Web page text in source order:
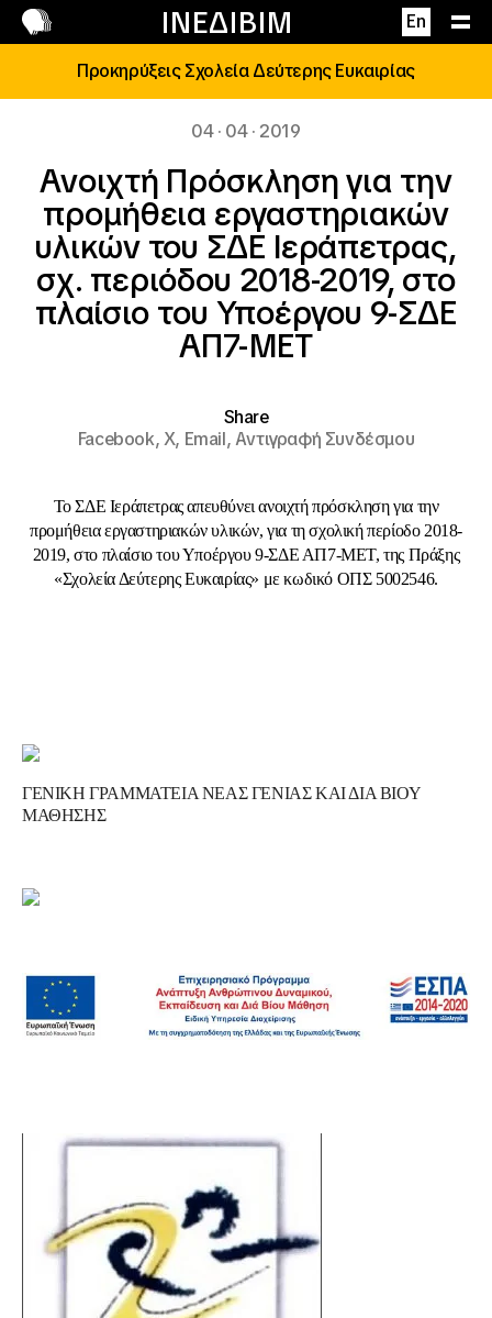
ΙΝΕΔΙΒΙΜ En
Επικοινωνία
Προκηρύξεις Σχολεία Δεύτερης Ευκαιρίας
04 · 04 · 2019
Ανοιχτή Πρόσκληση για την
προμήθεια εργαστηριακών
υλικών του ΣΔΕ Ιεράπετρας,
σχ. περιόδου 2018-2019, στο
πλαίσιο του Υποέργου 9-ΣΔΕ
ΑΠ7-ΜΕΤ
Share
Facebook,X, Email,Αντιγραφή Συνδέσμου
Το ΣΔΕ Ιεράπετραςαπευθύνει ανοιχτή πρόσκληση για την
προμήθεια εργαστηριακών υλικών, για τη σχολική περίοδο 2018-
2019, στο πλαίσιο του Υποέργου 9-ΣΔΕ ΑΠ7-ΜΕΤ, της Πράξης
«Σχολεία Δεύτερης Ευκαιρίας» με κωδικό ΟΠΣ 5002546.
ΓΕΝΙΚΗ ΓΡΑΜΜΑΤΕΙΑ ΝΕΑΣ ΓΕΝΙΑΣ ΚΑΙ ΔΙΑ ΒΙΟΥ
ΜΑΘΗΣΗΣ